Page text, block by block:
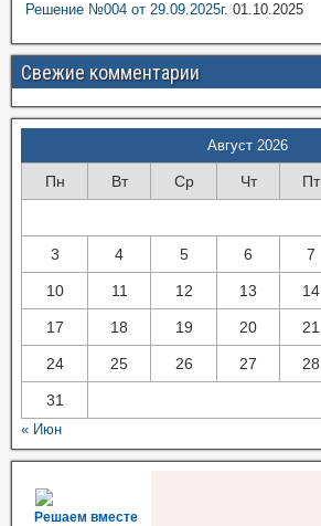
Решение №004 от 29.09.2025г. 01.10.2025
Свежие комментарии
Август 2026
Пн Вт Ср Чт Пт
3 4 5 6 7
10 11 12 13 14
17 18 19 20 21
24 25 26 27 28
31
« Июн
Решаем вместе